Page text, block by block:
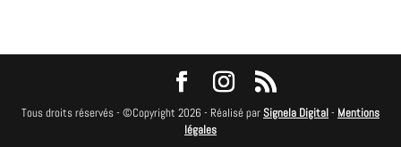
Tous droits réservés - ©Copyright 2026 - Réalisé parSignela Digital- Mentions
légales